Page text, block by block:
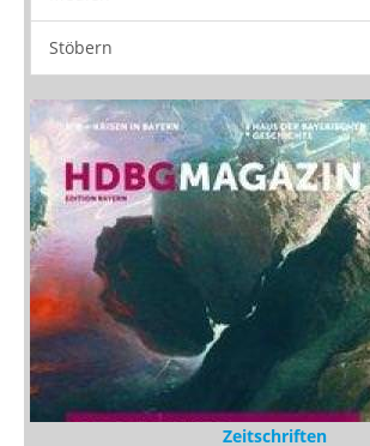
Medien
Stöbern